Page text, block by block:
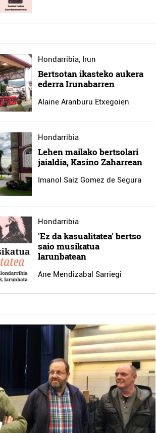
Hondarribia, Irun
Bertsotan ikasteko aukera
ederra Irunabarren
Alaine Aranburu Etxegoien
Hondarribia
Lehen mailako bertsolari
jaialdia, Kasino Zaharrean
Imanol Saiz Gomez de Segura
Hondarribia
'Ez da kasualitatea' bertso
saio musikatua
larunbatean
Ane Mendizabal Sarriegi